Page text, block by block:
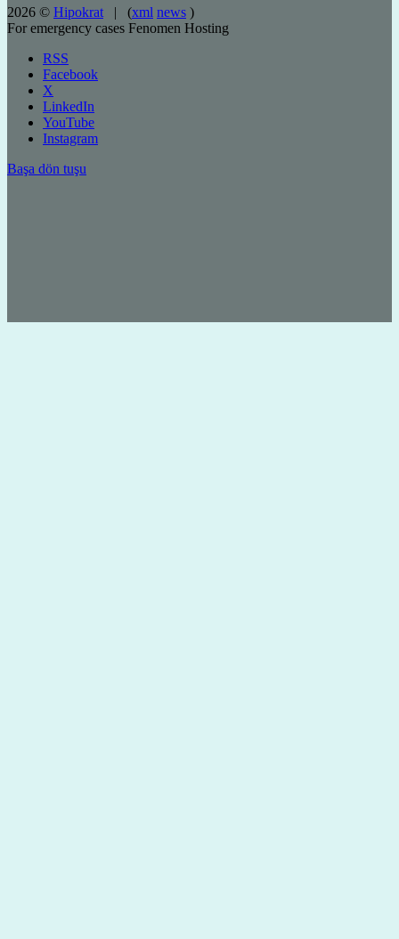
2026 © Hipokrat | (xml news )
For emergency cases Fenomen Hosting
RSS
Facebook
X
LinkedIn
YouTube
Instagram
Başa dön tuşu